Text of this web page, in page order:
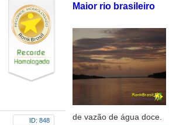
ID: 848
Maior rio brasileiro
de vazão de água doce.